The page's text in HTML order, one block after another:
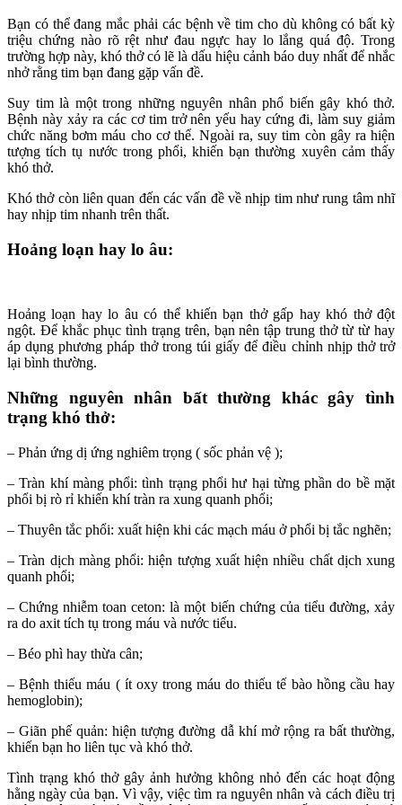
Bạn có thể đang mắc phải các bệnh về tim cho dù không có bất kỳ
triệu chứng nào rõ rệt như đau ngực hay lo lắng quá độ. Trong
trường hợp này, khó thở có lẽ là dấu hiệu cảnh báo duy nhất để nhắc
nhở rằng tim bạn đang gặp vấn đề.
Suy tim là một trong những nguyên nhân phổ biến gây khó thở.
Bệnh này xảy ra các cơ tim trở nên yếu hay cứng đi, làm suy giảm
chức năng bơm máu cho cơ thể. Ngoài ra, suy tim còn gây ra hiện
tượng tích tụ nước trong phổi, khiến bạn thường xuyên cảm thấy
khó thở.
Khó thở còn liên quan đến các vấn đề về nhịp tim như rung tâm nhĩ
hay nhịp tim nhanh trên thất.
Hoảng loạn hay lo âu:
Hoảng loạn hay lo âu có thể khiến bạn thở gấp hay khó thở đột
ngột. Để khắc phục tình trạng trên, bạn nên tập trung thở từ từ hay
áp dụng phương pháp thở trong túi giấy để điều chỉnh nhịp thở trở
lại bình thường.
Những nguyên nhân bất thường khác gây tình
trạng khó thở:
– Phản ứng dị ứng nghiêm trọng ( sốc phản vệ );
– Tràn khí màng phổi: tình trạng phổi hư hại từng phần do bề mặt
phổi bị rò rỉ khiến khí tràn ra xung quanh phổi;
– Thuyên tắc phổi: xuất hiện khi các mạch máu ở phổi bị tắc nghẽn;
– Tràn dịch màng phổi: hiện tượng xuất hiện nhiều chất dịch xung
quanh phổi;
– Chứng nhiễm toan ceton: là một biến chứng của tiểu đường, xảy
ra do axit tích tụ trong máu và nước tiểu.
– Béo phì hay thừa cân;
– Bệnh thiếu máu ( ít oxy trong máu do thiếu tế bào hồng cầu hay
hemoglobin);
– Giãn phế quản: hiện tượng đường dẫ khí mở rộng ra bất thường,
khiến bạn ho liên tục và khó thở.
Tình trạng khó thở gây ảnh hưởng không nhỏ đến các hoạt động
hằng ngày của bạn. Vì vậy, việc tìm ra nguyên nhân và cách điều trị